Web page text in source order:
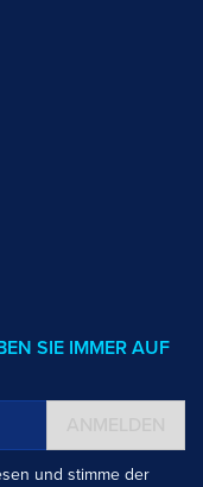
SIE IMMER AUF
und stimme der